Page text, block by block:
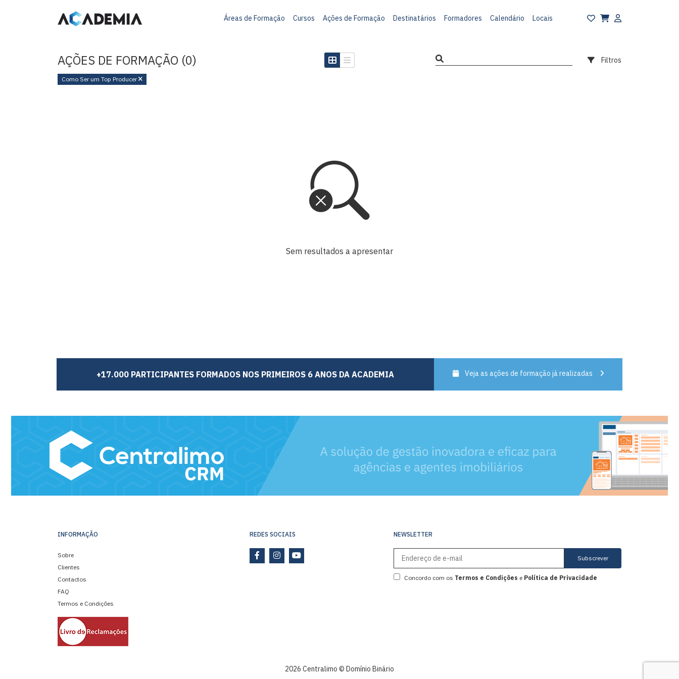
Áreas de Formação Cursos Ações de Formação Destinatários Formadores Calendário Locais
AÇÕES DE FORMAÇÃO (0) Filtros
Como Ser um Top Producer
Sem resultados a apresentar
+17.000 PARTICIPANTES FORMADOS NOS PRIMEIROS 6 ANOS DA ACADEMIA Veja as ações de formação já realizadas
INFORMAÇÃO
Sobre
Clientes
Contactos
FAQ
Termos e Condições
REDES SOCIAIS NEWSLETTER
Subscrever
Concordo com os Termos e Condições e Política de Privacidade
2026 Centralimo © Domínio Binário